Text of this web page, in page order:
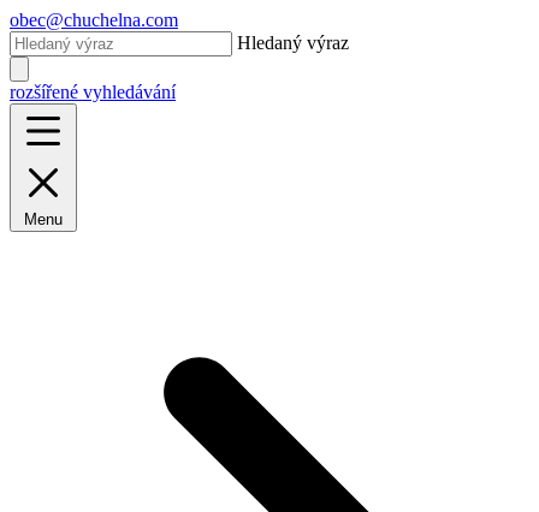
obec@chuchelna.com
Hledaný výraz
rozšířené vyhledávání
Menu